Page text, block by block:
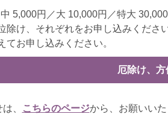
5,000円／大 10,000円／特大 30,000
除け、それぞれをお申し込みください
てお申し込みください。
厄除け、
、 こちらのページから、お願いいた